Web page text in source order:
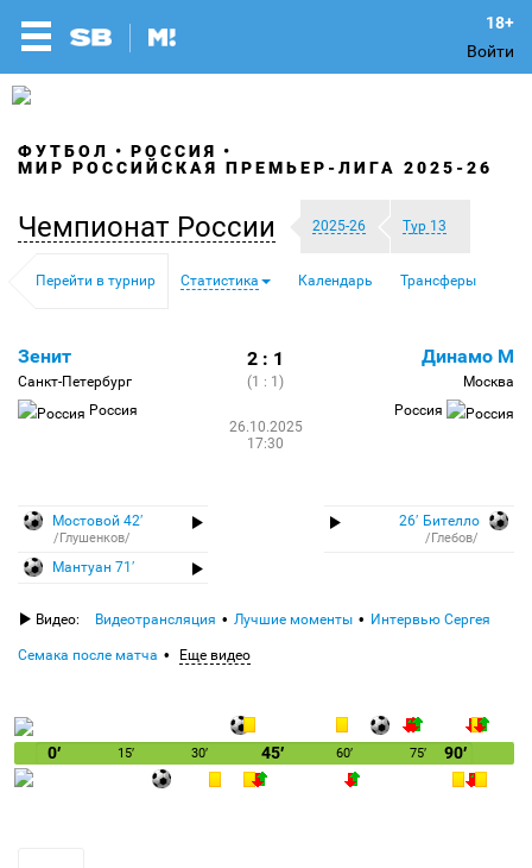
Войти
ФУТБОЛ
РОССИЯ
МИР РОССИЙСКАЯ ПРЕМЬЕР-ЛИГА 2025-26
Чемпионат России 2025-26 Тур 13
Перейти в турнир Статистика Календарь Трансферы
Зенит
Санкт-Петербург
Россия
2 : 1
(1 : 1)
26.10.2025
17:30
Динамо М
Москва
Россия
Мостовой 42′
/Глушенков/
Мантуан 71′
26′ Бителло
/Глебов/
Видео: Видеотрансляция Лучшие моменты Интервью Сергея
Семака после матча Еще видео
0′ 15′ 30′ 45′ 60′ 75′ 90′